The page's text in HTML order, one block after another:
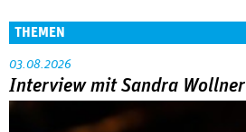
THEMEN
03.08.2026
Interview mit Sandra Wollner